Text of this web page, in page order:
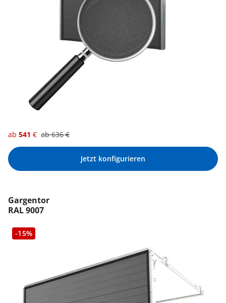
ab 541 € ab636€
Jetzt konfigurieren
Gargentor
RAL 9007
-15%